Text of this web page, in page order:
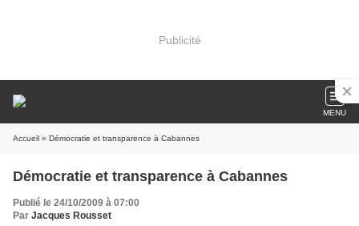
Publicité
MENU
Accueil » Démocratie et transparence à Cabannes
Démocratie et transparence à Cabannes
Publié le 24/10/2009 à 07:00
Par Jacques Rousset